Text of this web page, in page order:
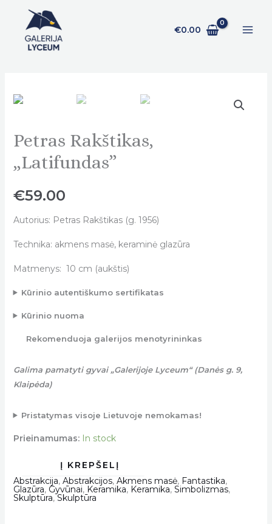
turinio
€0.00
Petras Rakštikas,
„Latifundas”
€59.00
Autorius: Petras Rakštikas (g. 1956)
Technika: akmens masė, keraminė glazūra
Matmenys: 10 cm (aukštis)
Kūrinio autentiškumo sertifikatas
Kūrinio nuoma
Rekomenduoja galerijos menotyrininkas
Galima pamatyti gyvai „Galerijoje Lyceum“ (Danės g. 9,
Klaipėda)
Pristatymas visoje Lietuvoje nemokamas!
Prieinamumas: In stock
Petras
„Latifundas"
Abstrakcija, Abstrakcijos, Akmens masė, Fantastika,
Glazūra, Gyvūnai, Keramika, Keramika, Simbolizmas,
Skulptūra,Skulptūra